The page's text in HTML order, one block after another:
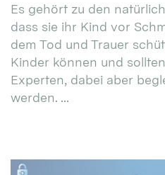
Es gehört zu den
dass sie ihr Kind vor
dem Tod und Trauer
Kinder können und
Experten, dabei aber
werden. ...